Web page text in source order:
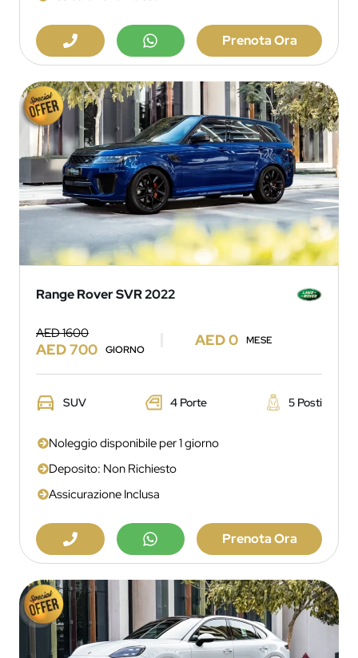
Prenota Ora
Range Rover SVR 2022
AED 1600
AED 700 GIORNO
AED 0 MESE
SUV 4 Porte 5 Posti
Noleggio disponibile per 1 giorno
Deposito: Non Richiesto
Assicurazione Inclusa
Prenota Ora